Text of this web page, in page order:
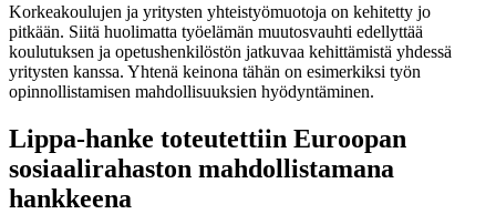
Korkeakoulujen ja yritysten yhteistyömuotoja on kehitetty jo
pitkään. Siitä huolimatta työelämän muutosvauhti edellyttää
koulutuksen ja opetushenkilöstön jatkuvaa kehittämistä yhdessä
yritysten kanssa. Yhtenä keinona tähän on esimerkiksi työn
opinnollistamisen mahdollisuuksien hyödyntäminen.
Lippa-hanke toteutettiin Euroopan
sosiaalirahaston mahdollistamana
hankkeena